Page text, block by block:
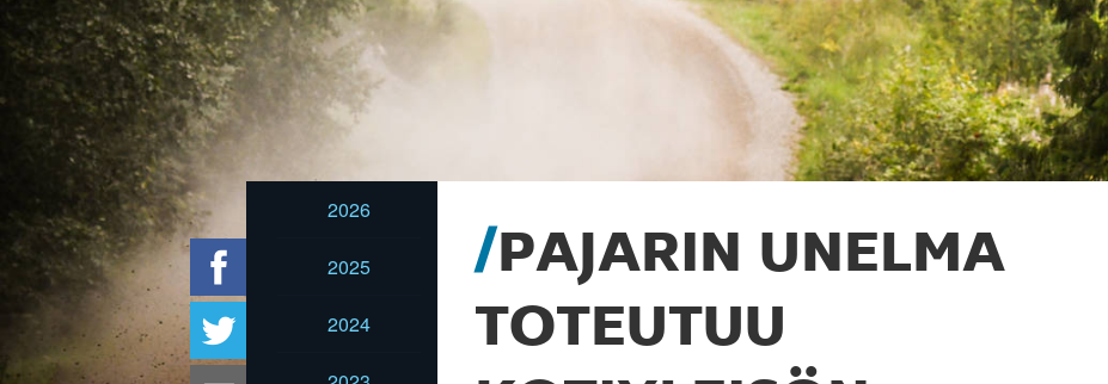
2026
2025
2024
PAJARIN UNELMA
TOTEUTUU